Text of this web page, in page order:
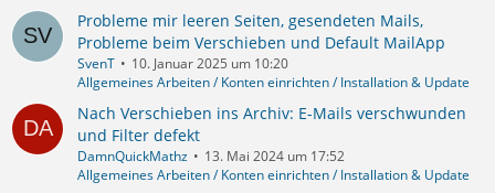
Probleme mir leeren Seiten, gesendeten Mails,
Probleme beim Verschieben und Default MailApp
SvenT
10. Januar 2025 um 10:20
Allgemeines Arbeiten / Konten einrichten / Installation & Update
Nach Verschieben ins Archiv: E-Mails verschwunden
und Filter defekt
DamnQuickMathz
13. Mai 2024 um 17:52
Allgemeines Arbeiten / Konten einrichten / Installation & Update